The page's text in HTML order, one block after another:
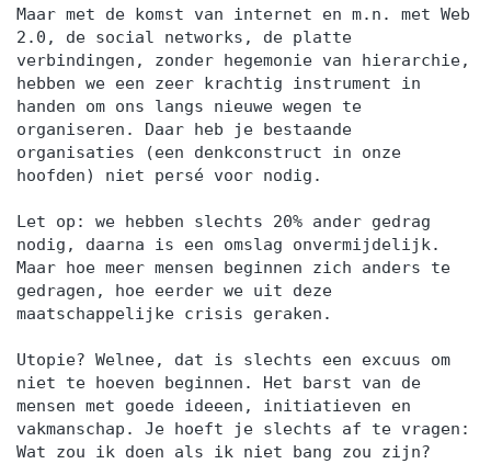
Maar met de komst van internet en m.n. met Web
2.0, de social networks, de platte
verbindingen, zonder hegemonie van hierarchie,
hebben we een zeer krachtig instrument in
handen om ons langs nieuwe wegen te
organiseren. Daar heb je bestaande
organisaties (een denkconstruct in onze
hoofden) niet persé voor nodig.
Let op: we hebben slechts 20% ander gedrag
nodig, daarna is een omslag onvermijdelijk.
Maar hoe meer mensen beginnen zich anders te
gedragen, hoe eerder we uit deze
maatschappelijke crisis geraken.
Utopie? Welnee, dat is slechts een excuus om
niet te hoeven beginnen. Het barst van de
mensen met goede ideeen, initiatieven en
vakmanschap. Je hoeft je slechts af te vragen:
Wat zou ik doen als ik niet bang zou zijn?